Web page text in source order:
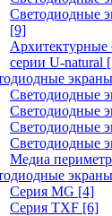
Светодиодные
[9]
Архитектурные
серии U-natural
Светодиодные
Светодиодные
Светодиодные
Светодиодные
Медиа
Серия MG [4]
Серия TXF [6]